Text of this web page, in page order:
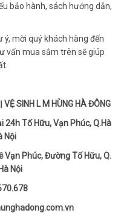
bảo hành, sách hướng dẫn,
ý, mời quý khách hàng đến
vấn mua sắm trên sẽ giúp
SINH L M HÙNG HÀ ĐÔNG
24h Tố Hữu, Vạn Phúc, Q.Hà
Nội
Vạn Phúc, Đường Tố Hữu, Q.
Nội